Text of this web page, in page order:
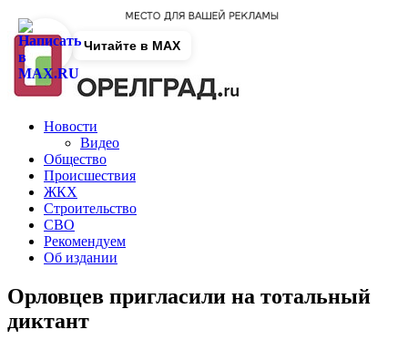
Новости
Видео
Общество
Происшествия
ЖКХ
Строительство
СВО
Рекомендуем
Об издании
Орловцев пригласили на тотальный
диктант
Читайте в MAX